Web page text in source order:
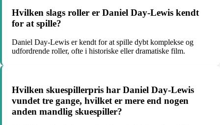
Hvilken slags roller er Daniel Day-Lewis kendt
for at spille?
Daniel Day-Lewis er kendt for at spille dybt komplekse og
udfordrende roller, ofte i historiske eller dramatiske film.
Hvilken skuespillerpris har Daniel Day-Lewis
vundet tre gange, hvilket er mere end nogen
anden mandlig skuespiller?